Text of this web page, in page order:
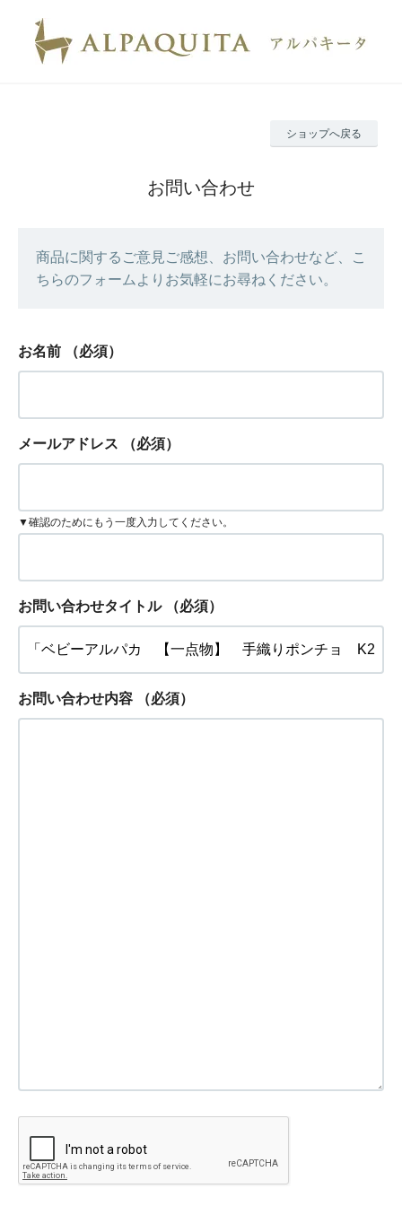
ショップへ戻る
お問い合わせ
商品に関するご意見ご感想、お問い合わせなど、こ
ちらのフォームよりお気軽にお尋ねください。
お名前 （必須）
メールアドレス （必須）
▼確認のためにもう一度入力してください。
お問い合わせタイトル （必須）
お問い合わせ内容 （必須）